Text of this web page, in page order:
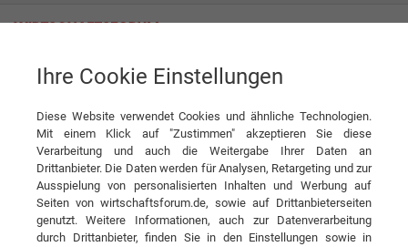
SUMMACOM GmbH & Co. KG
Interviews der SUMMACOM
GmbH & Co. KG
Ihre Cookie Einstellungen
Diese Website verwendet Cookies und ähnliche Technologien.
Mit einem Klick auf "Zustimmen" akzeptieren Sie diese
Verarbeitung und auch die Weitergabe Ihrer Daten an
Drittanbieter. Die Daten werden für Analysen, Retargeting und zur
Ausspielung von personalisierten Inhalten und Werbung auf
Seiten von wirtschaftsforum.de, sowie auf Drittanbieterseiten
genutzt. Weitere Informationen, auch zur Datenverarbeitung
durch Drittanbieter, finden Sie in den Einstellungen sowie in